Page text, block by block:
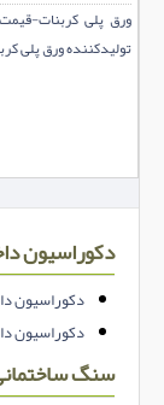
ورق پلی کربنات-
تولیدکننده ورق پلی
دکوراسیون
دکوراسیون
دکوراسیون
سنگ